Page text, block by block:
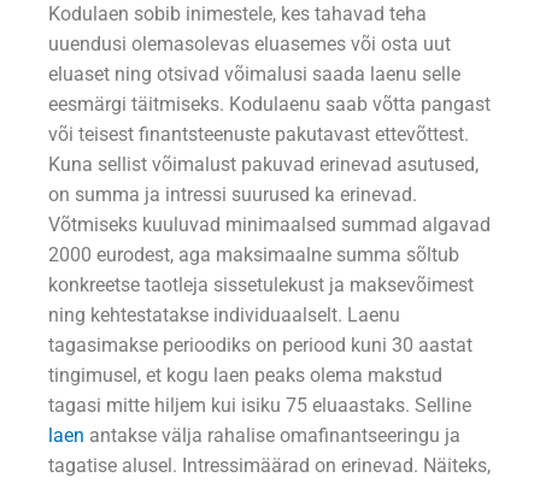
Kodulaen sobib inimestele, kes tahavad teha
uuendusi olemasolevas eluasemes või osta uut
eluaset ning otsivad võimalusi saada laenu selle
eesmärgi täitmiseks. Kodulaenu saab võtta pangast
või teisest finantsteenuste pakutavast ettevõttest.
Kuna sellist võimalust pakuvad erinevad asutused,
on summa ja intressi suurused ka erinevad.
Võtmiseks kuuluvad minimaalsed summad algavad
2000 eurodest, aga maksimaalne summa sõltub
konkreetse taotleja sissetulekust ja maksevõimest
ning kehtestatakse individuaalselt. Laenu
tagasimakse perioodiks on periood kuni 30 aastat
tingimusel, et kogu laen peaks olema makstud
tagasi mitte hiljem kui isiku 75 eluaastaks. Selline
laen antakse välja rahalise omafinantseeringu ja
tagatise alusel. Intressimäärad on erinevad. Näiteks,